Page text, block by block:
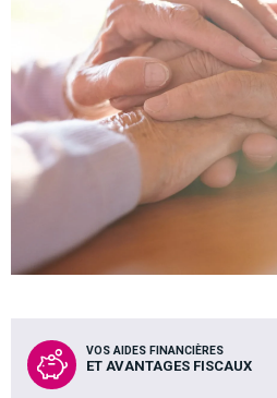
VOS AIDES FINANCIÈRES
ET AVANTAGES FISCAUX